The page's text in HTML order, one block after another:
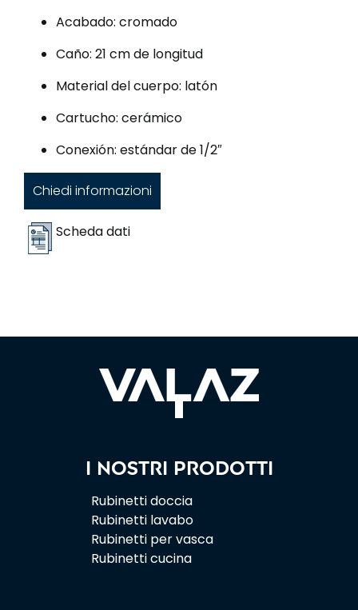
Acabado: cromado
Caño: 21 cm de longitud
Material del cuerpo: latón
Cartucho: cerámico
Conexión: estándar de 1/2″
Chiedi informazioni
Scheda dati
I nostri prodotti
Rubinetti doccia
Rubinetti lavabo
Rubinetti per vasca
Rubinetti cucina